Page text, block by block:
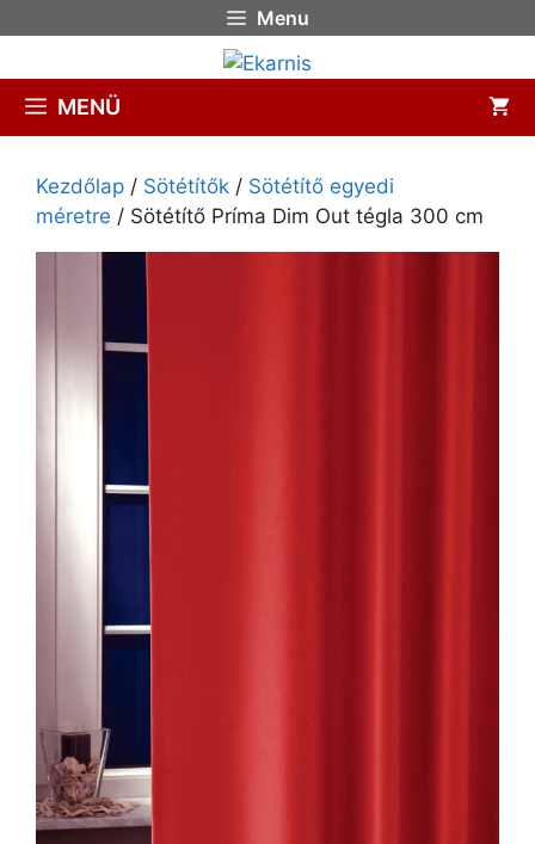
Menu
MENÜ
Kezdőlap / Sötétítők / Sötétítő egyedi
méretre / Sötétítő Príma Dim Out tégla 300 cm